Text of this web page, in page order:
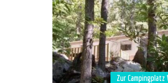
Zur Campingplatz